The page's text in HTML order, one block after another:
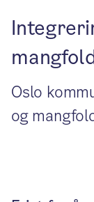
Oslo
og